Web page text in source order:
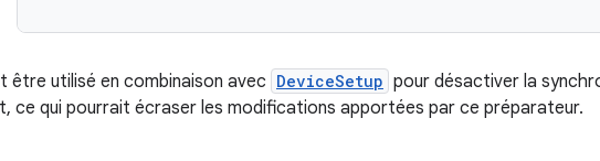
être utilisé en combinaison avec DeviceSetup pour désactiver la
ce qui pourrait écraser les modifications apportées par ce préparateur.